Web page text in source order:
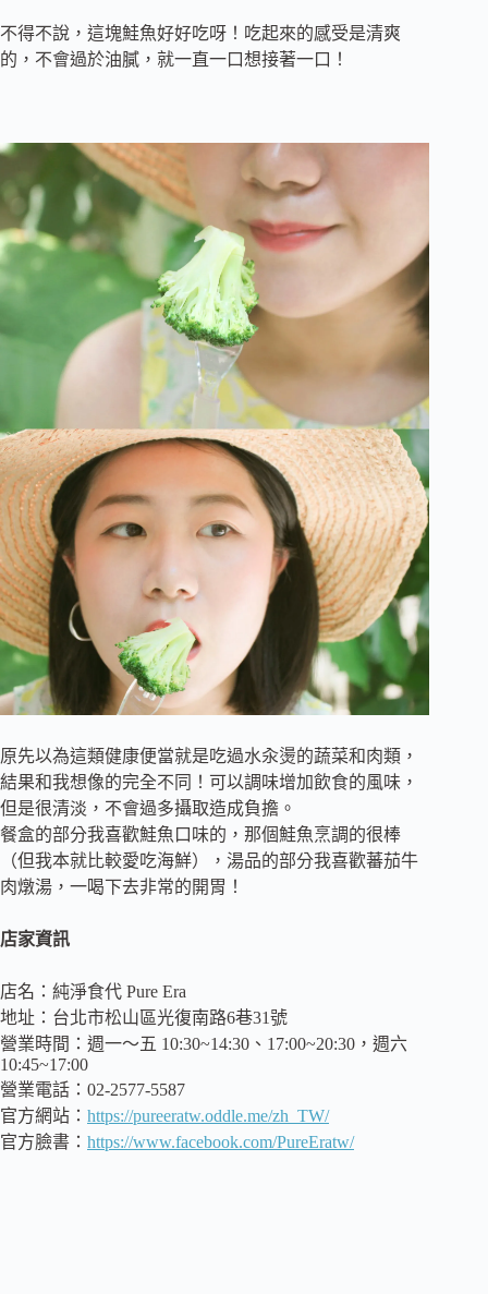
不得不說，這塊鮭魚好好吃呀！吃起來的感受是清爽
的，不會過於油膩，就一直一口想接著一口！
原先以為這類健康便當就是吃過水汆燙的蔬菜和肉類，
結果和我想像的完全不同！可以調味增加飲食的風味，
但是很清淡，不會過多攝取造成負擔。
餐盒的部分我喜歡鮭魚口味的，那個鮭魚烹調的很棒
（但我本就比較愛吃海鮮），湯品的部分我喜歡蕃茄牛
肉燉湯，一喝下去非常的開胃！
店家資訊
店名：純淨食代 Pure Era
地址：台北市松山區光復南路6巷31號
營業時間：週一～五 10:30~14:30、17:00~20:30，週六
10:45~17:00
營業電話：02-2577-5587
官方網站： https://pureeratw.oddle.me/zh_TW/
官方臉書： https://www.facebook.com/PureEratw/